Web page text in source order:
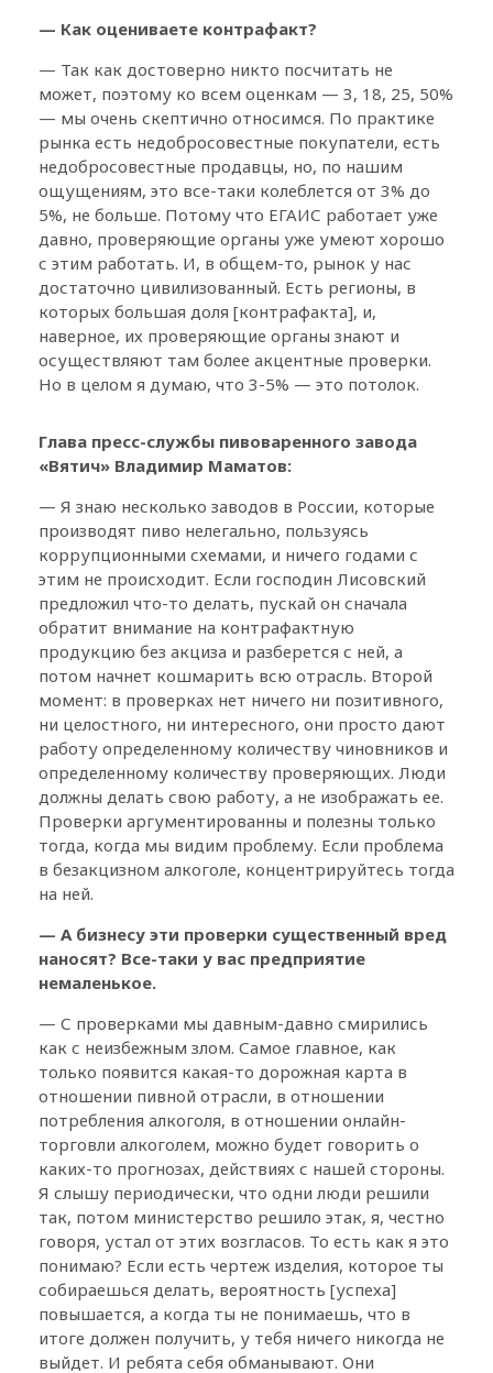
— Как оцениваете контрафакт?
— Так как достоверно никто посчитать не
может, поэтому ко всем оценкам — 3, 18, 25, 50%
— мы очень скептично относимся. По практике
рынка есть недобросовестные покупатели, есть
недобросовестные продавцы, но, по нашим
ощущениям, это все-таки колеблется от 3% до
5%, не больше. Потому что ЕГАИС работает уже
давно, проверяющие органы уже умеют хорошо
с этим работать. И, в общем-то, рынок у нас
достаточно цивилизованный. Есть регионы, в
которых большая доля [контрафакта], и,
наверное, их проверяющие органы знают и
осуществляют там более акцентные проверки.
Но в целом я думаю, что 3-5% — это потолок.
Глава пресс-службы пивоваренного завода
«Вятич» Владимир Маматов:
— Я знаю несколько заводов в России, которые
производят пиво нелегально, пользуясь
коррупционными схемами, и ничего годами с
этим не происходит. Если господин Лисовский
предложил что-то делать, пускай он сначала
обратит внимание на контрафактную
продукцию без акциза и разберется с ней, а
потом начнет кошмарить всю отрасль. Второй
момент: в проверках нет ничего ни позитивного,
ни целостного, ни интересного, они просто дают
работу определенному количеству чиновников и
определенному количеству проверяющих. Люди
должны делать свою работу, а не изображать ее.
Проверки аргументированны и полезны только
тогда, когда мы видим проблему. Если проблема
в безакцизном алкоголе, концентрируйтесь тогда
на ней.
— А бизнесу эти проверки существенный вред
наносят? Все-таки у вас предприятие
немаленькое.
— С проверками мы давным-давно смирились
как с неизбежным злом. Самое главное, как
только появится какая-то дорожная карта в
отношении пивной отрасли, в отношении
потребления алкоголя, в отношении онлайн-
торговли алкоголем, можно будет говорить о
каких-то прогнозах, действиях с нашей стороны.
Я слышу периодически, что одни люди решили
так, потом министерство решило этак, я, честно
говоря, устал от этих возгласов. То есть как я это
понимаю? Если есть чертеж изделия, которое ты
собираешься делать, вероятность [успеха]
повышается, а когда ты не понимаешь, что в
итоге должен получить, у тебя ничего никогда не
выйдет. И ребята себя обманывают. Они